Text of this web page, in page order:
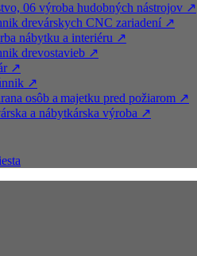
06 výroba hudobných nástrojov ↗️
drevárskych CNC zariadení ↗️
nábytku a interiéru ↗️
drevostavieb ↗️
↗️
↗️
osôb a majetku pred požiarom ↗️
a nábytkárska výroba ↗️